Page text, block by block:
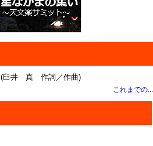
(臼井 真 作詞／作曲)
これまでの...